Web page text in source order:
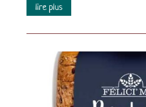
lire plus